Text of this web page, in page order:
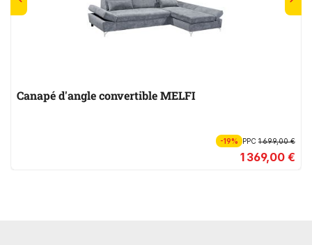
Canapé d'angle convertible MELFI
-19% PPC1 699,00 €
1 369,00 €